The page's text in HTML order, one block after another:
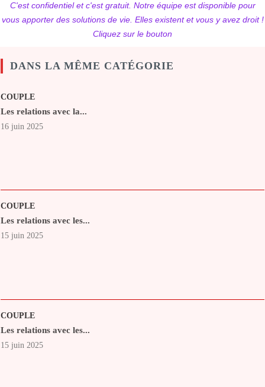
C'est confidentiel et c'est gratuit. Notre équipe est disponible pour
vous apporter des solutions de vie. Elles existent et vous y avez droit !
Cliquez sur le bouton
DANS LA MÊME CATÉGORIE
COUPLE
Les relations avec la...
16 juin 2025
COUPLE
Les relations avec les...
15 juin 2025
COUPLE
Les relations avec les...
15 juin 2025